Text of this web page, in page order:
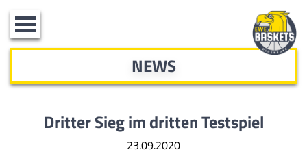
Toggle
navigation
NEWS
Dritter Sieg im dritten Testspiel
23.09.2020